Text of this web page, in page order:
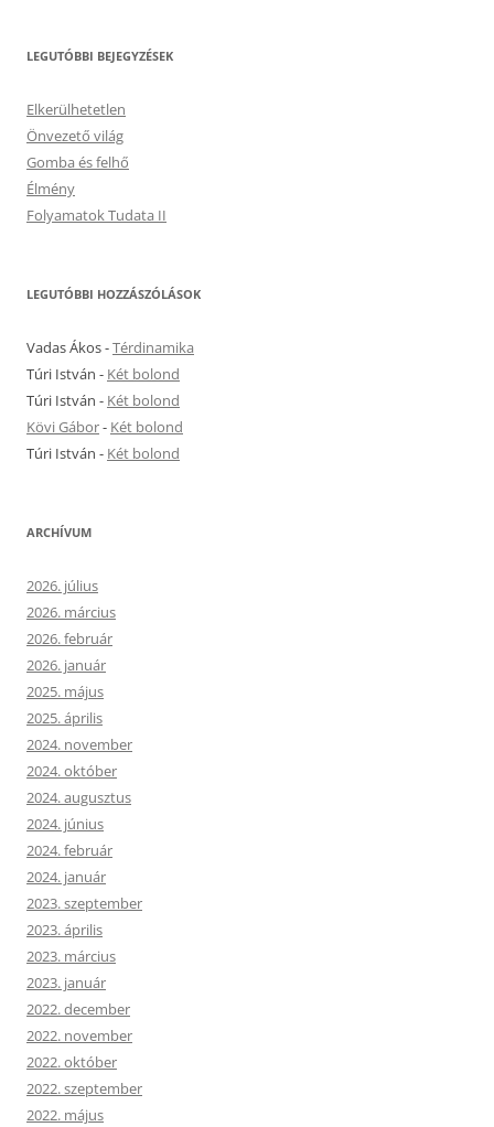
LEGUTÓBBI BEJEGYZÉSEK
Elkerülhetetlen
Önvezető világ
Gomba és felhő
Élmény
Folyamatok Tudata II
LEGUTÓBBI HOZZÁSZÓLÁSOK
Vadas Ákos-Térdinamika
Túri István - Két bolond
Túri István - Két bolond
Kövi Gábor- Két bolond
Túri István - Két bolond
ARCHÍVUM
2026. július
2026. március
2026. február
2026. január
2025. május
2025. április
2024. november
2024. október
2024. augusztus
2024. június
2024. február
2024. január
2023. szeptember
2023. április
2023. március
2023. január
2022. december
2022. november
2022. október
2022. szeptember
2022. május